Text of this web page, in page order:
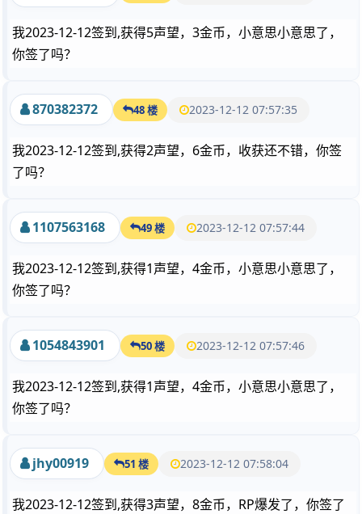
我2023-12-12签到,获得5声望，3金币，小意思小意思了，
你签了吗？
870382372 48 楼 2023-12-12 07:57:35
我2023-12-12签到,获得2声望，6金币，收获还不错，你签
了吗？
1107563168 49 楼 2023-12-12 07:57:44
我2023-12-12签到,获得1声望，4金币，小意思小意思了，
你签了吗？
1054843901 50 楼 2023-12-12 07:57:46
我2023-12-12签到,获得1声望，4金币，小意思小意思了，
你签了吗？
jhy00919 51 楼 2023-12-12 07:58:04
我2023-12-12签到,获得3声望，8金币，RP爆发了，你签了